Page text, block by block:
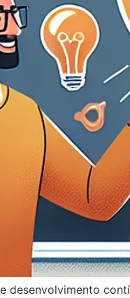
desenvolvimento